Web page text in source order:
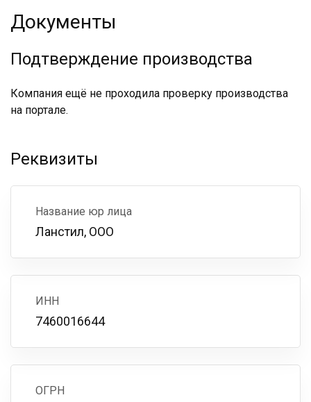
Документы
Подтверждение производства
Компания ещё не проходила проверку производства
на портале.
Реквизиты
Название юр лица
Ланстил, ООО
ИНН
7460016644
ОГРН